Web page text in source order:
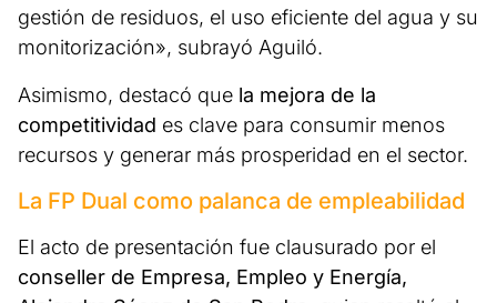
gestión de residuos, el uso eficiente del agua y su
monitorización», subrayó Aguiló.
Asimismo, destacó que la mejora de la
competitividad es clave para consumir menos
recursos y generar más prosperidad en el sector.
La FP Dual como palanca de empleabilidad
El acto de presentación fue clausurado por el
conseller de Empresa, Empleo y Energía,